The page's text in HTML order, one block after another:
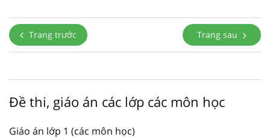
Trang trước Trang sau
Đề thi, giáo án các lớp các môn học
Giáo án lớp 1 (các môn học)